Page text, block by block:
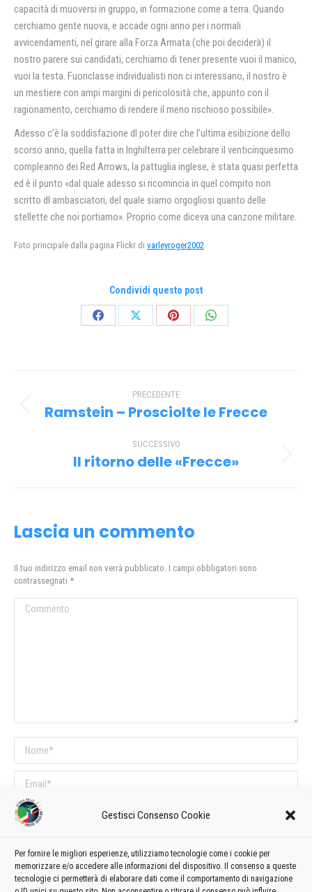
Gestisci Consenso Cookie
Per fornire le migliori esperienze, utilizziamo tecnologie come i cookie per
memorizzare e/o accedere alle informazioni del dispositivo. Il consenso a queste
tecnologie ci permetterà di elaborare dati come il comportamento di navigazione
capacità di muoversi in gruppo, in formazione come a terra. Quando
cerchiamo gente nuova, e accade ogni anno per i normali
avvicendamenti, nel girare alla Forza Armata (che poi deciderà) il
nostro parere sui candidati, cerchiamo di tener presente vuoi il manico,
vuoi la testa. Fuoriclasse individualisti non ci interessano, il nostro è
un mestiere con ampi margini di pericolosità che, appunto con il
ragionamento, cerchiamo di rendere il meno rischioso possibile».
Adesso c’è la soddisfazione dl poter dire che l’ultima esibizione dello
scorso anno, quella fatta in Inghilterra per celebrare il venticinquesimo
compleanno dei Red Arrows, la pattuglia inglese, è stata quasi perfetta
ed è il punto «dal quale adesso si ricomincia in quel compito non
scritto dl ambasciatori, del quale siamo orgogliosi quanto delle
stellette che noi portiamo». Proprio come diceva una canzone militare.
Foto principale dalla pagina Flickr di varleyroger2002
Condividi questo post
CondividiCondividiCondividiCondividi
tra PRECEDENTE
Post
Ramstein – Prosciolte le Frecce
SUCCESSIVO
Prossimo
Il ritorno delle «Frecce»
Lascia un commento
Il tuo indirizzo email non verrà pubblicato. I campi obbligatori sono
contrassegnati *
Commento
Nome *
Email *
Sito web
COMMENTI SUL POST
Questo sito utilizza Akismet per ridurre lo spam.Scopri come vengono